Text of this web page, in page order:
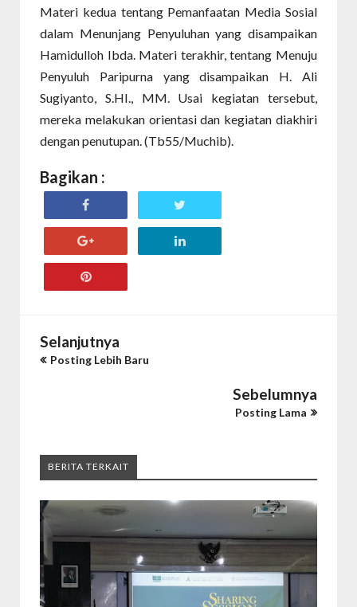
Materi kedua tentang Pemanfaatan Media Sosial
dalam Menunjang Penyuluhan yang disampaikan
Hamidulloh Ibda. Materi terakhir, tentang Menuju
Penyuluh Paripurna yang disampaikan H. Ali
Sugiyanto, S.HI., MM. Usai kegiatan tersebut,
mereka melakukan orientasi dan kegiatan diakhiri
dengan penutupan. (Tb55/Muchib).
Bagikan :
Selanjutnya
Posting Lebih Baru
Sebelumnya
Posting Lama
BERITA TERKAIT